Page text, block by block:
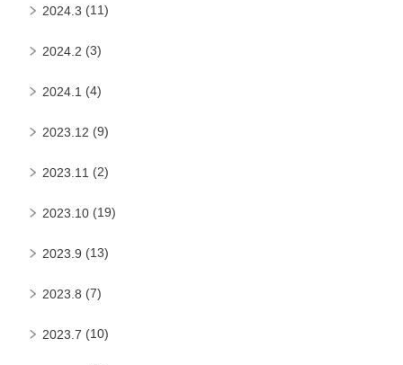
2024.3 (11)
2024.2 (3)
2024.1 (4)
2023.12 (9)
2023.11 (2)
2023.10 (19)
2023.9 (13)
2023.8 (7)
2023.7 (10)